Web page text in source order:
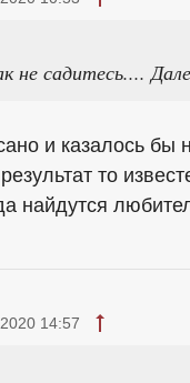
не садитесь....
и казалось бы
то
найдутся
14:57